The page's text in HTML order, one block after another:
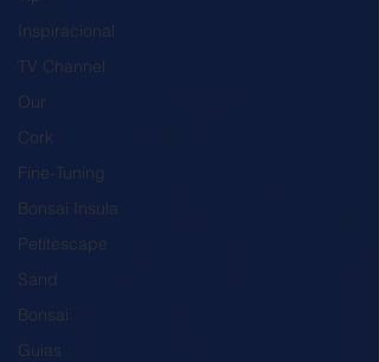
Inspiracional
TV Channel
Our
Cork
Fine-Tuning
Bonsai Insula
Petitescape
Sand
Bonsai
Guias